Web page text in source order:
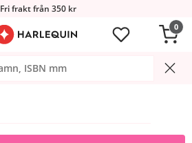
Fri frakt från 350 kr
0